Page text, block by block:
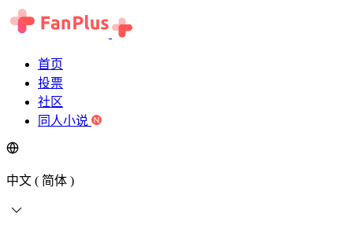
首页
投票
社区
同人小说
中文 ( 简体 )